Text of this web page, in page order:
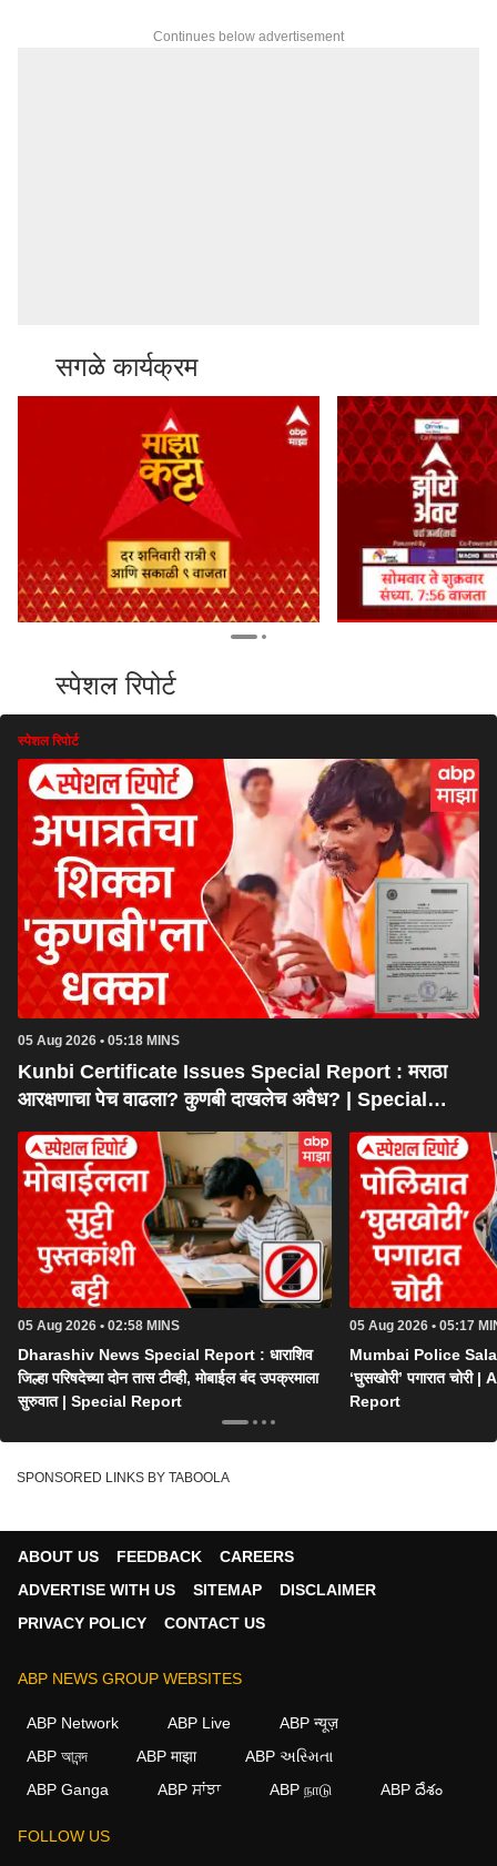
Continues below advertisement
सगळे कार्यक्रम
स्पेशल रिपोर्ट
स्पेशल रिपोर्ट
05 Aug 2026 • 05:18 MINS
Kunbi Certificate Issues Special Report : मराठा
आरक्षणाचा पेच वाढला? कुणबी दाखलेच अवैध? | Special
Report
05 Aug 2026 • 02:58 MINS
Dharashiv News Special Report : धाराशिव
जिल्हा परिषदेच्या दोन तास टीव्ही, मोबाईल बंद उपक्रमाला
सुरुवात | Special Report
05 Aug 2026 • 05:17
Mumbai Police
‘घुसखोरी’ पगारात
Report
SPONSORED LINKS BY TABOOLA
ABOUT US FEEDBACK
CAREERS
ADVERTISE WITH US
SITEMAP
DISCLAIMER
PRIVACY POLICY
CONTACT US
ABP NEWS GROUP WEBSITES
ABP Network ABP Live
ABP न्यूज़
ABP আনন্দ
ABP माझा
ABP અસ્મિતા
ABP Ganga
ABP ਸਾਂਝਾ ABP நாடு ABP దేశం
FOLLOW US